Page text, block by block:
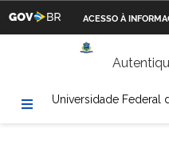
ACESSO À
Ministério da Defesa
Universidade Federal